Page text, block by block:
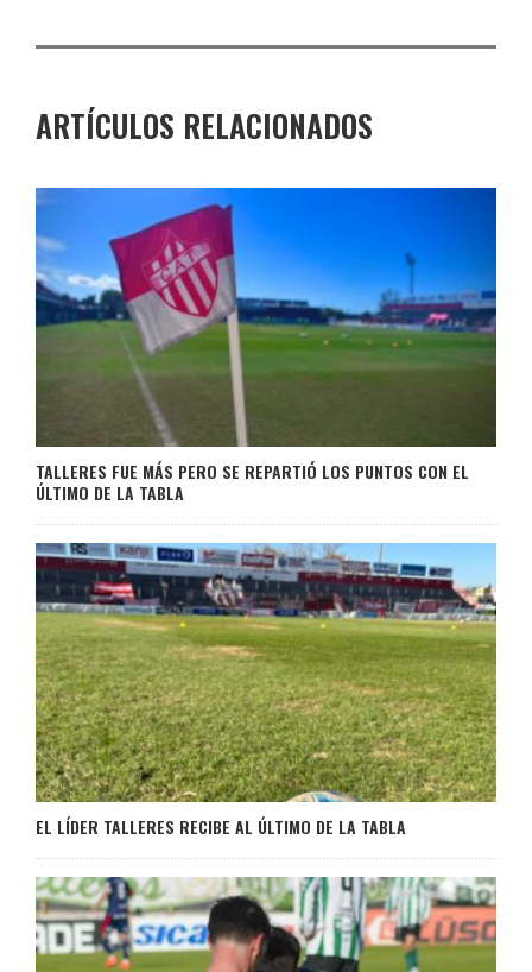
ARTÍCULOS RELACIONADOS
TALLERES FUE MÁS PERO SE REPARTIÓ LOS PUNTOS CON EL
ÚLTIMO DE LA TABLA
EL LÍDER TALLERES RECIBE AL ÚLTIMO DE LA TABLA